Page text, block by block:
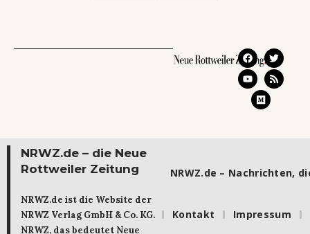
NRWZ.de – die Neue
Rottweiler Zeitung
NRWZ.de ist die Website der
NRWZ Verlag GmbH & Co. KG.
NRWZ, das bedeutet Neue
NRWZ.de – Nachrichten,
Kontakt Impressum